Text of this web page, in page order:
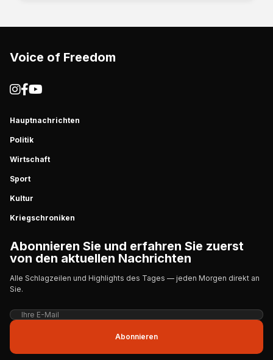
Voice of Freedom
Hauptnachrichten
Politik
Wirtschaft
Sport
Kultur
Kriegschroniken
Abonnieren Sie und erfahren Sie zuerst
von den aktuellen Nachrichten
Alle Schlagzeilen und Highlights des Tages — jeden Morgen direkt an
Sie.
Abonnieren